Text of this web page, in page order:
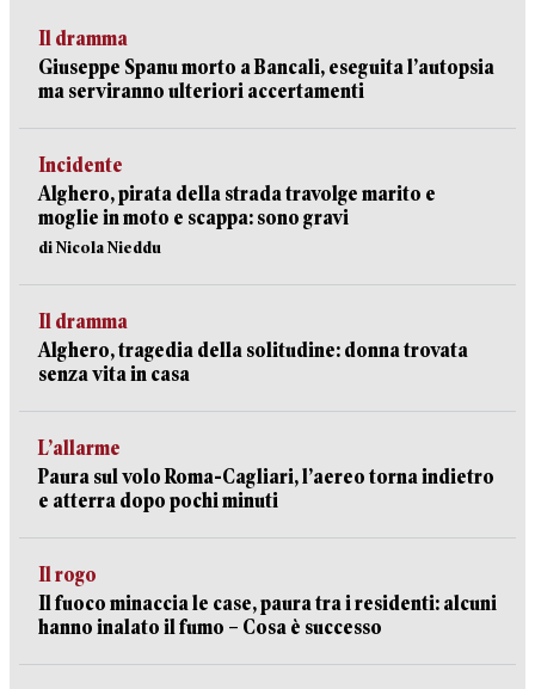
Il dramma
Giuseppe Spanu morto a Bancali, eseguita l’autopsia
ma serviranno ulteriori accertamenti
Incidente
Alghero, pirata della strada travolge marito e
moglie in moto e scappa: sono gravi
di Nicola Nieddu
Il dramma
Alghero, tragedia della solitudine: donna trovata
senza vita in casa
L’allarme
Paura sul volo Roma-Cagliari, l’aereo torna indietro
e atterra dopo pochi minuti
Il rogo
Il fuoco minaccia le case, paura tra i residenti: alcuni
hanno inalato il fumo – Cosa è successo